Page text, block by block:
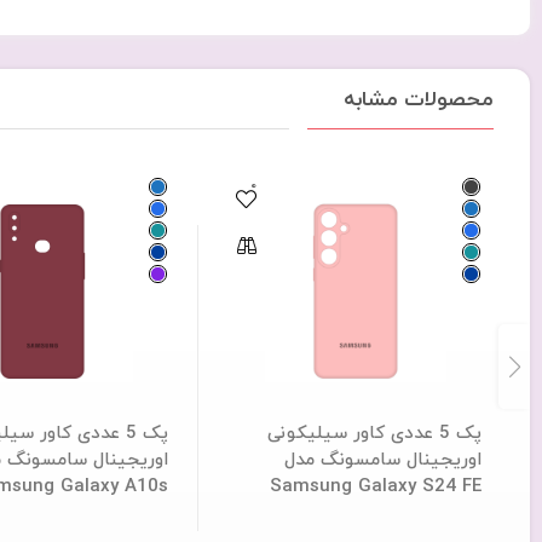
محصولات مشابه
پک 5 عددی کاور سیلیکونی
اوریجینال سامسونگ مدل
Samsung Galaxy S24 FE
0
پک 5 عددی کاور
اوریجینال سامسونگ
Galaxy A10s